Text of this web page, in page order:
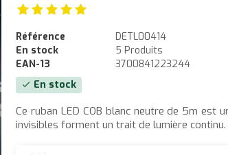
Référence
DETL00414
En stock
5 Produits
EAN-13
3700841223244
check En stock
Ce ruban LED COB blanc neutre de 5m est
invisibles forment un trait de lumière continu.